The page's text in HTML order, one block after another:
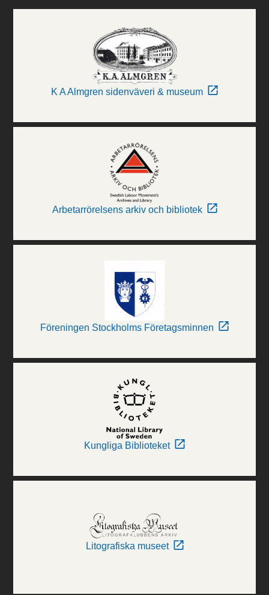
K A Almgren sidenväveri & museum
Arbetarrörelsens arkiv och bibliotek
Föreningen Stockholms Företagsminnen
Kungliga Biblioteket
Litografiska museet